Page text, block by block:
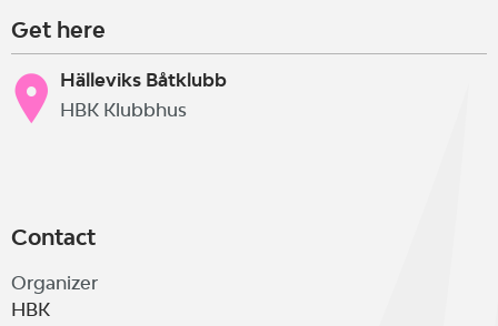
Get here
Hälleviks Båtklubb
HBK Klubbhus
Contact
Organizer
HBK